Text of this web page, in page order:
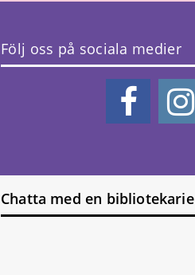
Följ oss på sociala medier
Chatta med en bibliotekarie